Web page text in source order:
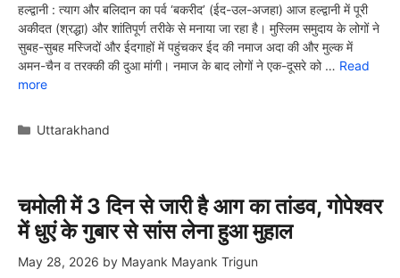
हल्द्वानी : त्याग और बलिदान का पर्व ‘बकरीद’ (ईद-उल-अजहा) आज हल्द्वानी में पूरी
अकीदत (श्रद्धा) और शांतिपूर्ण तरीके से मनाया जा रहा है। मुस्लिम समुदाय के लोगों ने
सुबह-सुबह मस्जिदों और ईदगाहों में पहुंचकर ईद की नमाज अदा की और मुल्क में
अमन-चैन व तरक्की की दुआ मांगी। नमाज के बाद लोगों ने एक-दूसरे को … Read
more
Categories
Uttarakhand
चमोली में 3 दिन से जारी है आग का तांडव, गोपेश्वर
में धुएं के गुबार से सांस लेना हुआ मुहाल
May 28, 2026 by Mayank Mayank Trigun